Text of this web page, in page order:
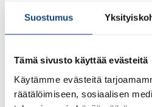
Suostumus
Tämä sivusto käyttää evästeitä
Käytämme evästeitä
räätälöimiseen, sosiaalisen
valmentajaksi lupautunut
Georgii Zantaraia ei pääse
soittaneensa suoraan
kuvaa, että Zantaraian
jonka itsenäisyyttä judon
arvokisamitalisti nyt puolustaa.